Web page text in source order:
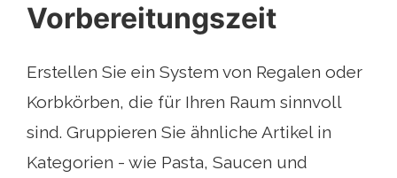
Vorbereitungszeit
Erstellen Sie ein System von Regalen oder
Korbkörben, die für Ihren Raum sinnvoll
sind. Gruppieren Sie ähnliche Artikel in
Kategorien - wie Pasta, Saucen und